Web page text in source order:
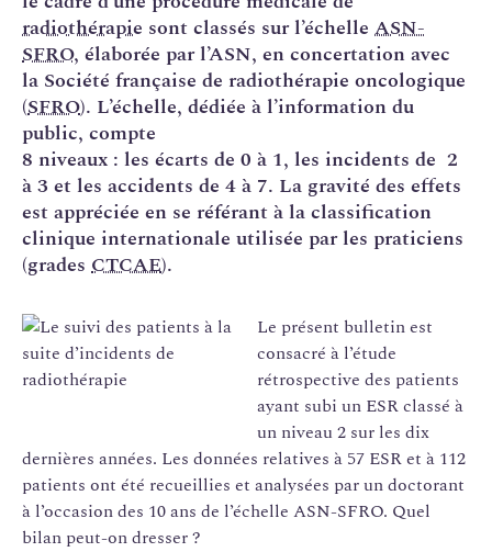
radiothérapie sont classés sur l’échelle ASN-
SFRO, élaborée par l’ASN, en concertation avec
la Société française de radiothérapie oncologique
(SFRO). L’échelle, dédiée à l’information du
public, compte
8 niveaux : les écarts de 0 à 1, les incidents de 2
à 3 et les accidents de 4 à 7. La gravité des effets
est appréciée en se référant à la classification
clinique internationale utilisée par les praticiens
(grades CTCAE).
Le présent bulletin est
consacré à l’étude
rétrospective des patients
ayant subi un ESR classé à
un niveau 2 sur les dix
dernières années. Les données relatives à 57 ESR et à 112
patients ont été recueillies et analysées par un doctorant
à l’occasion des 10 ans de l’échelle ASN-SFRO. Quel
bilan peut-on dresser ?